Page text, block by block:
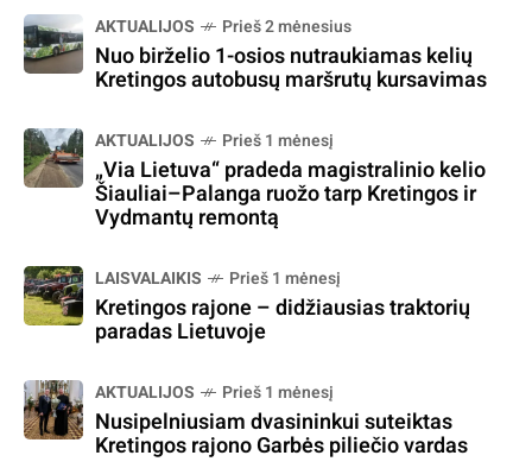
AKTUALIJOS Prieš 2 mėnesius
Nuo birželio 1-osios nutraukiamas kelių
Kretingos autobusų maršrutų kursavimas
AKTUALIJOS Prieš 1 mėnesį
„Via Lietuva“ pradeda magistralinio kelio
Šiauliai–Palanga ruožo tarp Kretingos ir
Vydmantų remontą
LAISVALAIKIS Prieš 1 mėnesį
Kretingos rajone – didžiausias traktorių
paradas Lietuvoje
AKTUALIJOS Prieš 1 mėnesį
Nusipelniusiam dvasininkui suteiktas
Kretingos rajono Garbės piliečio vardas